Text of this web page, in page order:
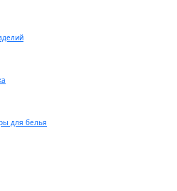
для белья